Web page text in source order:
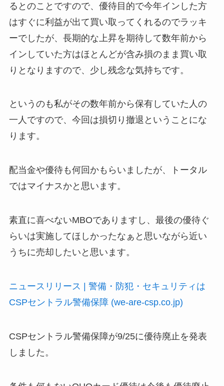
るとのことですので、優待目的で今年インした方
はすぐに利益が出て買い取ってくれるのでラッキ
ーでしたが、長期的な上昇を期待して数年前から
インしていた方はほとんどが含み損のまま買い取
りとなりますので、少し残念な気持ちです。
というのも私がその数年前から保有していた人の
一人ですので、今回は損切り撤退ということにな
ります。
配当金や優待も何回かもらいましたが、トータル
ではマイナスかと思います。
素直に喜べないMBOでありますし、最後の優待ぐ
らいは実施してほしかったなぁと思いながら近い
うちに売却したいと思います。
ニュースリリース | 警備・防犯・セキュリティは
CSPセントラル警備保障 (we-are-csp.co.jp)
CSPセントラル警備保障が9/25に優待廃止を発表
しました。